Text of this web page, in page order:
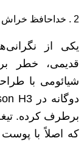
2 . خداحافظ خراش و دردسر، سلام به ایمنی کامل!
یکی از
قدیمی، خطر
شیائومی با
برطرف کرده.
که اصلاً با